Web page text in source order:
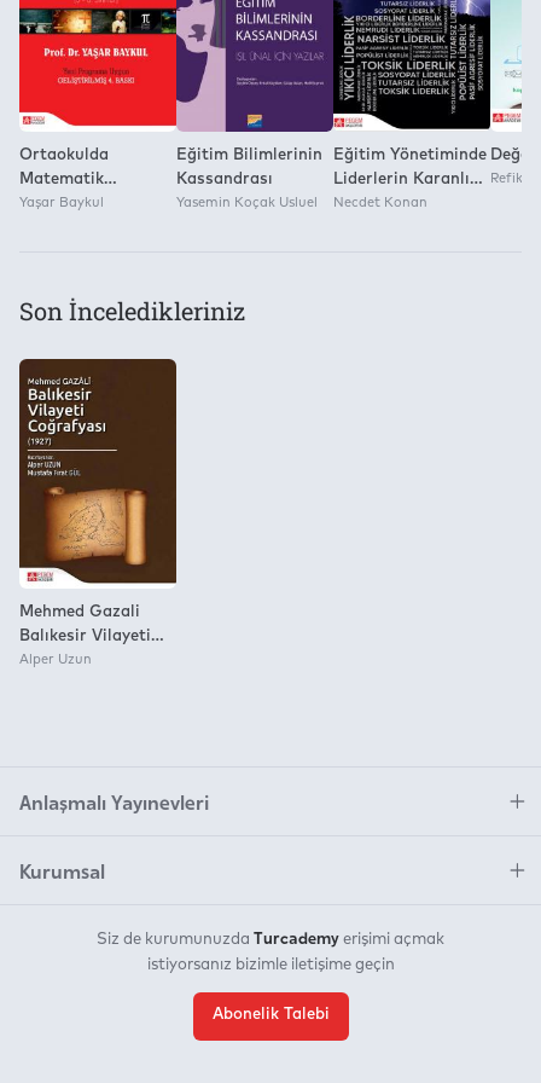
Yok
Ortaokulda
Matematik
Öğretimi (5-8.
Yaşar Baykul
Eğitim Bilimlerinin
Kassandrası
Yasemin Koçak Usluel
Eğitim Yönetiminde
Liderlerin Karanlık
Yüzü
Necdet Konan
Refik
Son İnceledikleriniz
Mehmed Gazali
Balıkesir Vilayeti
Coğrafyası (1927)
Alper Uzun
Anlaşmalı Yayınevleri
Kurumsal
Siz de kurumunuzda Turcademy erişimi açmak
istiyorsanız bizimle iletişime geçin
Abonelik Talebi